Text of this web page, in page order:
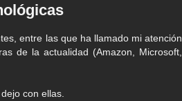
entre las que ha llamado mi atención
de la actualidad (Amazon, Microsoft,
con ellas.